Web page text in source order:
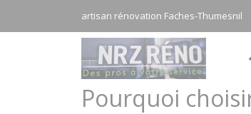
artisan rénovation Faches-Thumesnil
Pourquoi
Panneau de gestion des cookies